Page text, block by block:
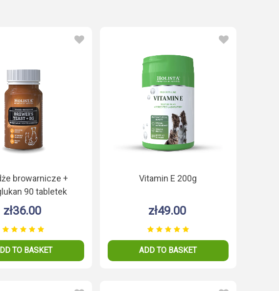
browarnicze +
90 tabletek
zł36.00
TO BASKET
Vitamin E 200g
zł49.00
ADD TO BASKET